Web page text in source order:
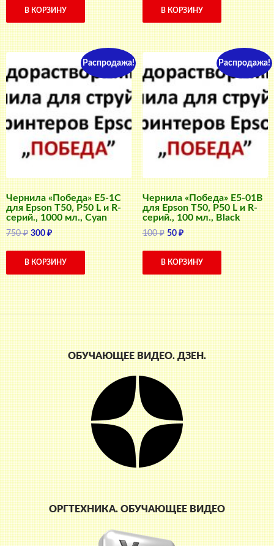
составляла
50 ₽.
В КОРЗИНУ В КОРЗИНУ
Распродажа!
Чернила «Победа» E5-1C
для Epson T50, P50 L и R-
серий., 1000 мл., Cyan
750₽ Первоначальная
цена
составляла
300₽Текущая
цена:
300 ₽.
В КОРЗИНУ
Распродажа!
Чернила «Победа» E5-01B
для Epson T50, P50 L и R-
серий., 100 мл., Black
100₽ Первоначальная
цена
составляла
50₽Текущая
цена:
50 ₽.
В КОРЗИНУ
ОБУЧАЮЩЕЕ ВИДЕО. ДЗЕН.
ОРГТЕХНИКА. ОБУЧАЮЩЕЕ ВИДЕО